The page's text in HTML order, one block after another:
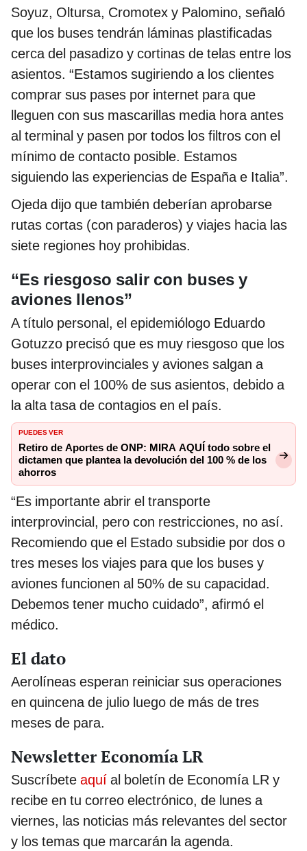
Soyuz, Oltursa, Cromotex y Palomino, señaló
que los buses tendrán láminas plastificadas
cerca del pasadizo y cortinas de telas entre los
asientos. “Estamos sugiriendo a los clientes
comprar sus pases por internet para que
lleguen con sus mascarillas media hora antes
al terminal y pasen por todos los filtros con el
mínimo de contacto posible. Estamos
siguiendo las experiencias de España e Italia”.
Ojeda dijo que también deberían aprobarse
rutas cortas (con paraderos) y viajes hacia las
siete regiones hoy prohibidas.
“Es riesgoso salir con buses y
aviones llenos”
A título personal, el epidemiólogo Eduardo
Gotuzzo precisó que es muy riesgoso que los
buses interprovinciales y aviones salgan a
operar con el 100% de sus asientos, debido a
la alta tasa de contagios en el país.
PUEDES VER
Retiro de Aportes de ONP: MIRA AQUÍ todo sobre el
dictamen que plantea la devolución del 100 % de los
ahorros
“Es importante abrir el transporte
interprovincial, pero con restricciones, no así.
Recomiendo que el Estado subsidie por dos o
tres meses los viajes para que los buses y
aviones funcionen al 50% de su capacidad.
Debemos tener mucho cuidado”, afirmó el
médico.
El dato
Aerolíneas esperan reiniciar sus operaciones
en quincena de julio luego de más de tres
meses de para.
Newsletter Economía LR
Suscríbete aquí al boletín de Economía LR y
recibe en tu correo electrónico, de lunes a
viernes, las noticias más relevantes del sector
y los temas que marcarán la agenda.